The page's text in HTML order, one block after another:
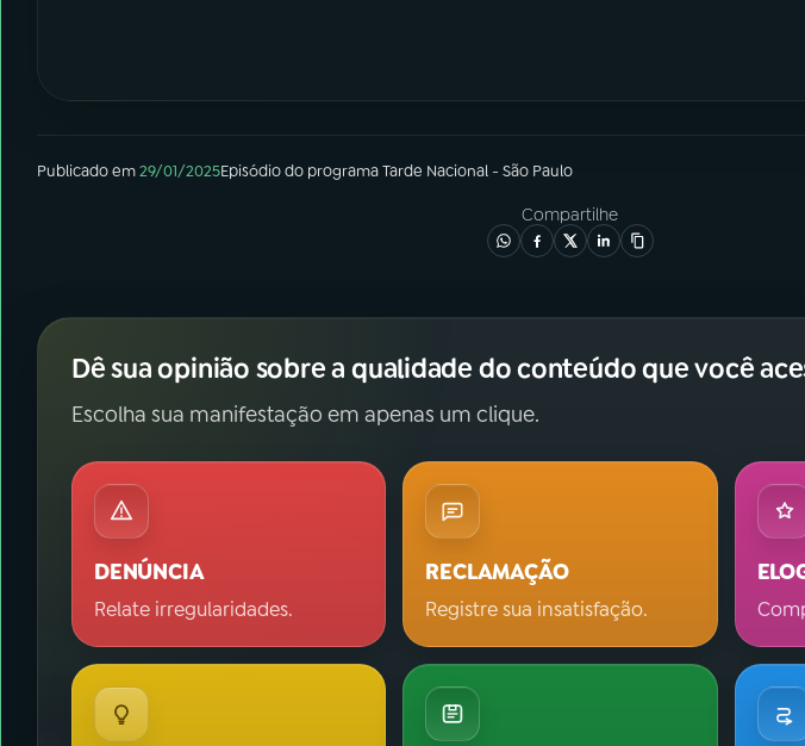
Publicado em29/01/2025Episódiodo programaTarde Nacional - São Paulo
Compartilhe
Dê sua opinião sobre a qualidade do conteúdo que você
Escolha sua manifestação em apenas um clique.
DENÚNCIA
Relate irregularidades.
RECLAMAÇÃO
Registre sua insatisfação.